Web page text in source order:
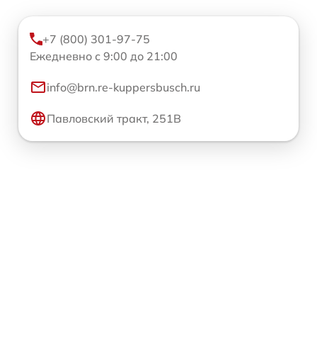
+7 (800) 301-97-75
Ежедневно с 9:00 до 21:00
info@brn.re-kuppersbusch.ru
Павловский тракт, 251В